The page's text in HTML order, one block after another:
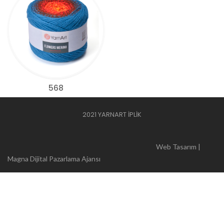
568
2021 YARNART İPLİK
Web Tasarım |
Magna Dijital Pazarlama Ajansı